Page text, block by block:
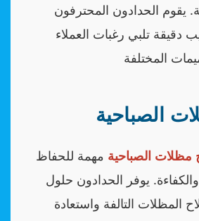
يقوم الحدادون المحترفون
دقيقة تلبي رغبات العملاء
الصباحية
مظلات الصباحية مهمة للحفاظ
يوفر الحدادون حلول
المظلات التالفة واستعادة